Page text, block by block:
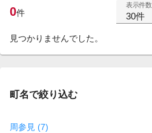
0件
表示件数
30件
見つかりませんでした。
町名で絞り込む
周参見 (7)